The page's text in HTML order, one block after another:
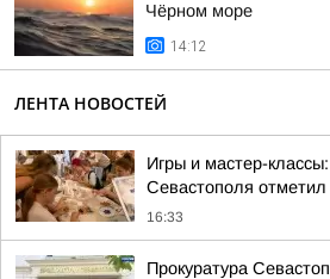
Чёрном море
14:12
ЛЕНТА НОВОСТЕЙ
Игры и мастер-
Севастополя
16:33
Прокуратура